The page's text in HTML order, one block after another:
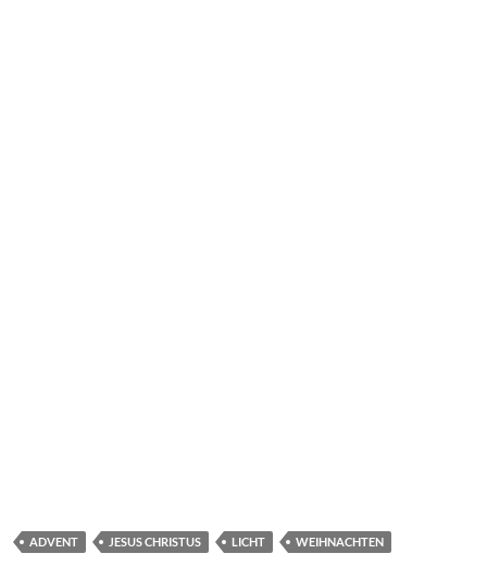
ADVENT JESUS CHRISTUS LICHT WEIHNACHTEN